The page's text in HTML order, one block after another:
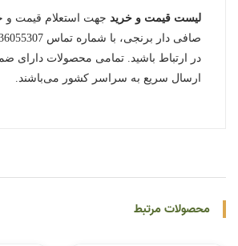
لیست قیمت و خرید جهت استعلام قیمت و
در ارتباط باشید. تمامی محصولات دارای
ارسال سریع به سراسر کشور می‌باشند.
محصولات مرتبط